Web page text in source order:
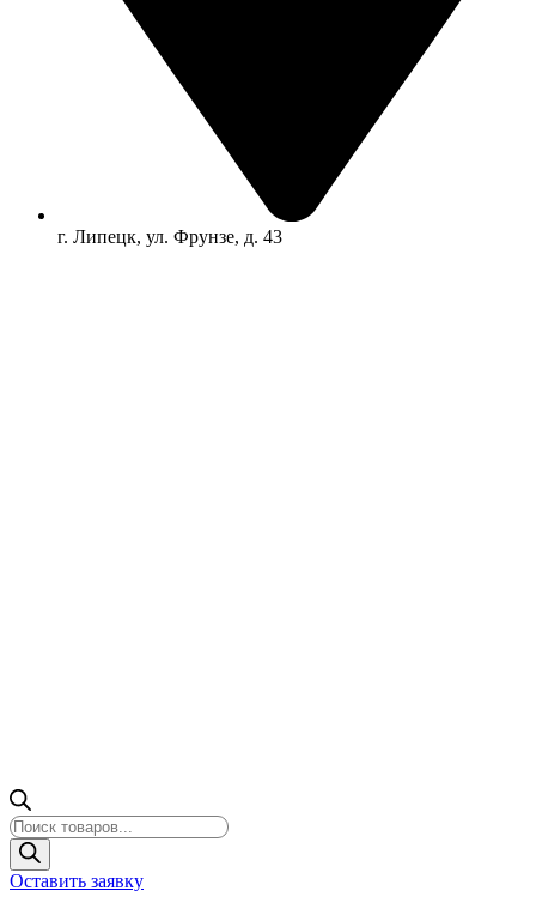
г. Липецк, ул. Фрунзе, д. 43
Поиск
товаров
Оставить заявку